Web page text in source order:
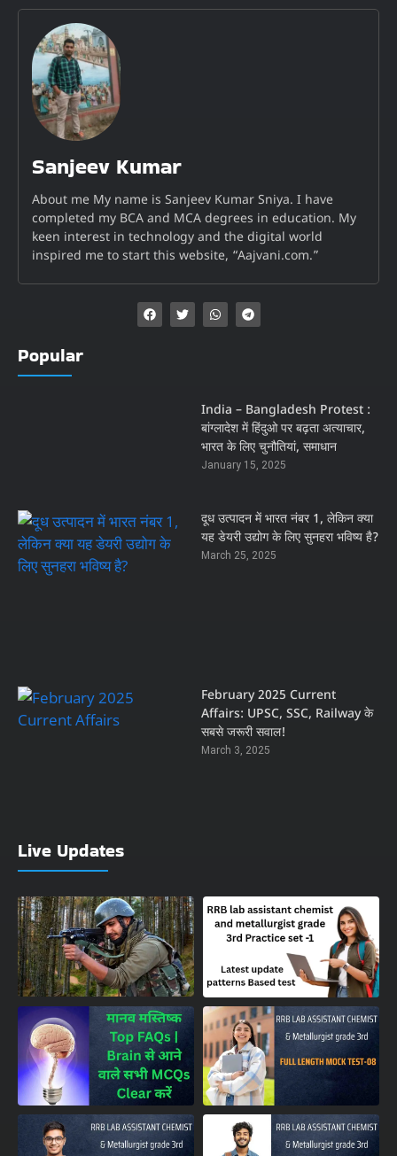
Sanjeev Kumar
About me My name is Sanjeev Kumar Sniya. I have
completed my BCA and MCA degrees in education. My
keen interest in technology and the digital world
inspired me to start this website, “Aajvani.com.”
Popular
India – Bangladesh Protest :
बांग्लादेश में हिंदुओ पर बढ़ता अत्याचार,
भारत के लिए चुनौतियां, समाधान
January 15, 2025
दूध उत्पादन में भारत नंबर 1, लेकिन क्या
यह डेयरी उद्योग के लिए सुनहरा भविष्य है?
March 25, 2025
February 2025 Current
Affairs: UPSC, SSC, Railway के
सबसे जरूरी सवाल!
March 3, 2025
Live Updates